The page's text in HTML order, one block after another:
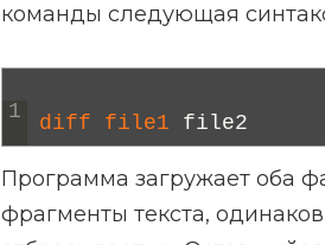
команды следующая
1 diff file1 file2
Программа загружает оба
фрагменты текста,